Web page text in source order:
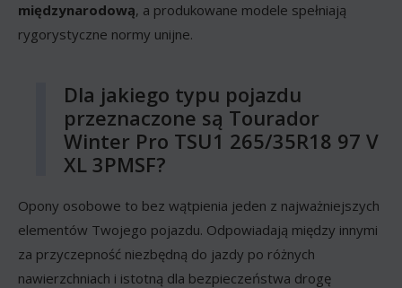
międzynarodową, a produkowane modele spełniają
rygorystyczne normy unijne.
Dla jakiego typu pojazdu
przeznaczone są Tourador
Winter Pro TSU1 265/35R18 97 V
XL 3PMSF?
Opony osobowe to bez wątpienia jeden z najważniejszych
elementów Twojego pojazdu. Odpowiadają między innymi
za przyczepność niezbędną do jazdy po różnych
nawierzchniach i istotną dla bezpieczeństwa drogę